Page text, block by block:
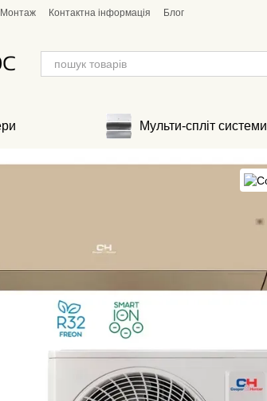
Монтаж Контактна інформація Блог
Мульти-спліт системи